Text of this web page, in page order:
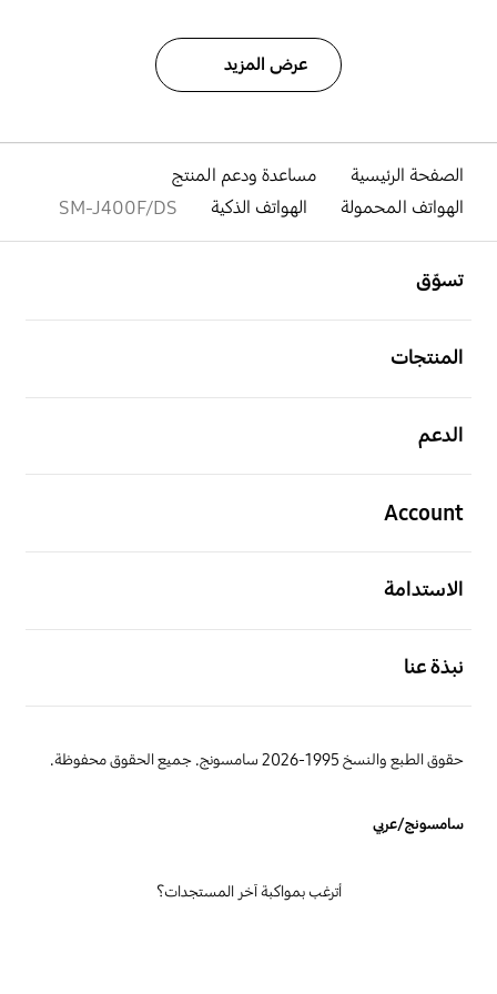
عرض المزيد
الصفحة الرئيسية
مساعدة ودعم المنتج
الهواتف المحمولة
الهواتف الذكية SM-J400F/DS
تسوّق
المنتجات
الدعم
Account
الاستدامة
نبذة عنا
حقوق الطبع والنسخ 1995-2026 سامسونج. جميع الحقوق محفوظة.
سامسونج/عربي
أترغب بمواكبة آخر المستجدات؟